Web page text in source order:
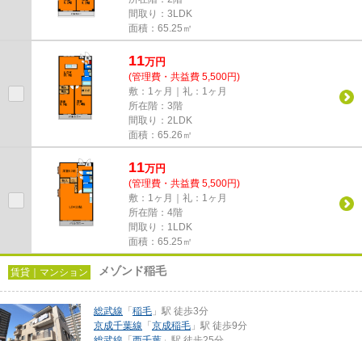
間取り：3LDK
面積：65.25㎡
11万円
(管理費・共益費 5,500円)
敷：1ヶ月｜礼：1ヶ月
所在階：3階
間取り：2LDK
面積：65.26㎡
11万円
(管理費・共益費 5,500円)
敷：1ヶ月｜礼：1ヶ月
所在階：4階
間取り：1LDK
面積：65.25㎡
賃貸｜マンション メゾンド稲毛
総武線 「 稲毛 」駅 徒歩3分
京成千葉線 「 京成稲毛 」駅 徒歩9分